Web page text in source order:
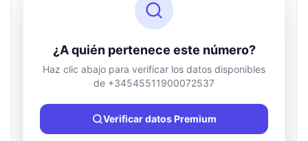
Información de ubicación
País
Desconocido
Ciudad
Desconocido
¿A quién pertenece este número?
Haz clic abajo para verificar los datos disponibles
de +34545511900072537
Verificar datos Premium